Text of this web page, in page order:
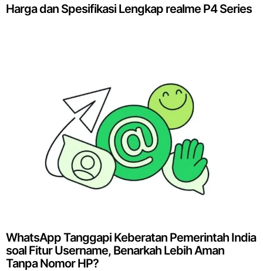
Harga dan Spesifikasi Lengkap realme P4 Series
WhatsApp Tanggapi Keberatan Pemerintah India
soal Fitur Username, Benarkah Lebih Aman
Tanpa Nomor HP?